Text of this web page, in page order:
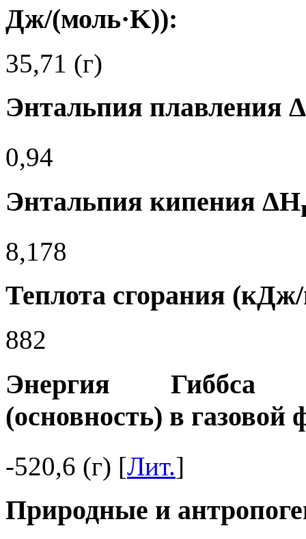
Дж/(моль·K)):
35,71 (г)
Энтальпия плавления
0,94
Энтальпия кипения ΔH
8,178
Теплота сгорания
882
Энергия Гиббса
(основность) в газовой
-520,6 (г) [Лит.]
Природные и